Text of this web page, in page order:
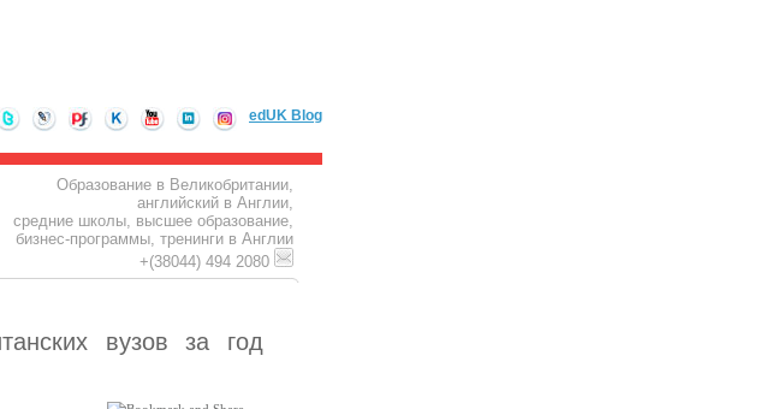
edUK Blog
Образование в Великобритании,
английский в Англии,
средние школы, высшее образование,
бизнес-программы, тренинги в Англии
+(38044) 494 2080
вузов за год